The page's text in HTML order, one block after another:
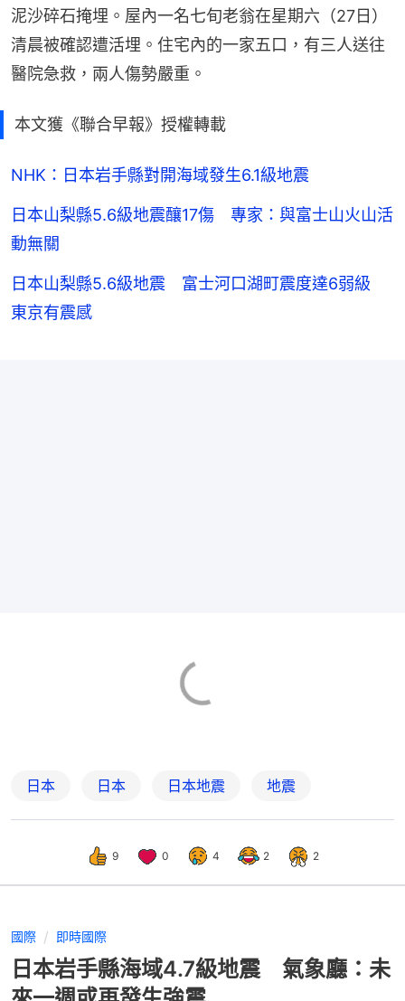
泥沙碎石掩埋。屋內一名七旬老翁在星期六（27日）
清晨被確認遭活埋。住宅內的一家五口，有三人送往
醫院急救，兩人傷勢嚴重。
本文獲《聯合早報》授權轉載
NHK：日本岩手縣對開海域發生6.1級地震
日本山梨縣5.6級地震釀17傷 專家：與富士山火山活
動無關
日本山梨縣5.6級地震 富士河口湖町震度達6弱級
東京有震感
日本 日本 日本地震 地震
9 0 4 2 2
國際 即時國際
日本岩手縣海域4.7級地震 氣象廳：未